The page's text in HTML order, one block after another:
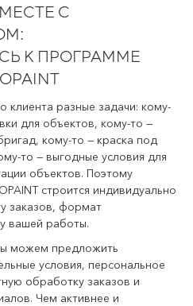
С
К ПРОГРАММЕ
разные задачи: кому-
для объектов, кому-то —
кому-то — краска под
то — выгодные условия для
объектов. Поэтому
строится индивидуально
заказов, формат
вашей работы.
можем предложить
условия, персональное
обработку заказов и
Чем активнее и